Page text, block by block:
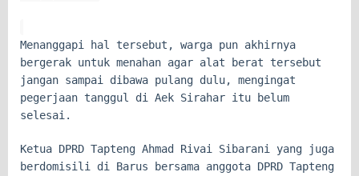
Menanggapi hal tersebut, warga pun akhirnya
bergerak untuk menahan agar alat berat tersebut
jangan sampai dibawa pulang dulu, mengingat
pegerjaan tanggul di Aek Sirahar itu belum
selesai.
Ketua DPRD Tapteng Ahmad Rivai Sibarani yang juga
berdomisili di Barus bersama anggota DPRD Tapteng